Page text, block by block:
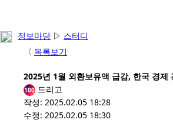
정보마당 ▷ 스터디
〈 목록보기
2025년 1월 외환보유액 급감, 한국 경제
100 드리고
작성: 2025.02.05 18:28
수정: 2025.02.05 18:30